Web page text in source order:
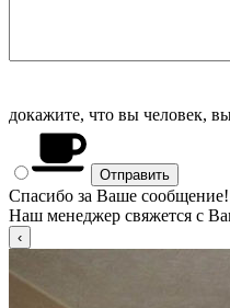
докажите, что вы человек,
Спасибо за Ваше сообщение!
Наш менеджер свяжется с